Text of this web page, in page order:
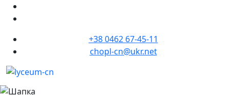
+38 0462 67-45-11
chopl-cn@ukr.net